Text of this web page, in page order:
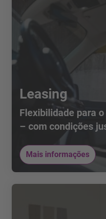
Leasing
Flexibilidade para
– com condições
Mais informações